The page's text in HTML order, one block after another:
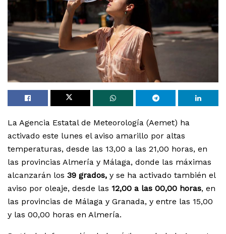
La Agencia Estatal de Meteorología (Aemet) ha
activado este lunes el aviso amarillo por altas
temperaturas, desde las 13,00 a las 21,00 horas, en
las provincias Almería y Málaga, donde las máximas
alcanzarán los 39 grados, y se ha activado también el
aviso por oleaje, desde las 12,00 a las 00,00 horas, en
las provincias de Málaga y Granada, y entre las 15,00
y las 00,00 horas en Almería.